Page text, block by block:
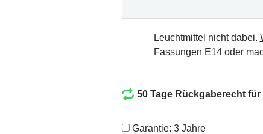
Leuchtmittel nicht dabei.
Fassungen E14oder
50 Tage Rückgaberecht für
Garantie: 3 Jahre